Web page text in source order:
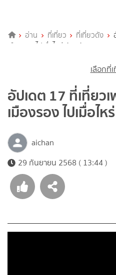
อ่าน ที่เที่ยว ที่เที่ยวดัง
เมืองรอง ไปเมื่อไหร่ ต้องห้ามพลาด!
เลือกที่
อัปเดต 17 ที่เที่ยว
เมืองรอง ไปเมื่อไ
aichan
29 กันยายน 2568 ( 13:44 )